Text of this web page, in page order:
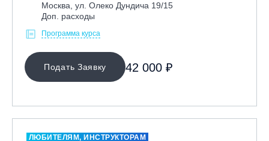
Москва, ул. Олеко Дундича 19/15
Доп. расходы
Программа курса
Подать Заявку 42 000 ₽
ЛЮБИТЕЛЯМ, ИНСТРУКТОРАМ